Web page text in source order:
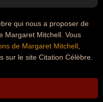
qui nous a proposer de
Margaret Mitchell. Vous
de Margaret Mitchell
sur le site Citation Célèbre.